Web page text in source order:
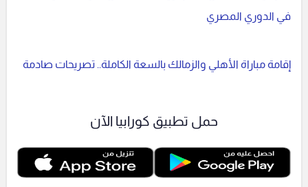
في الدوري المصري
إقامة مباراة الأهلي والزمالك بالسعة الكاملة.. تصريحات صادمة
حمل تطبيق كورابيا الآن